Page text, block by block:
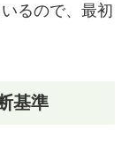
るので、最初
基準